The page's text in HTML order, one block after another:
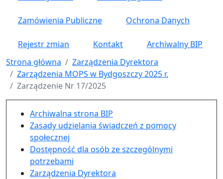
Zamówienia Publiczne Ochrona Danych
Rejestr zmian Kontakt
Archiwalny BIP
Strona główna
Zarządzenia Dyrektora
Zarządzenia MOPS w Bydgoszczy 2025 r.
Zarządzenie Nr 17/2025
Menu główne pionowe
Archiwalna strona BIP
Zasady udzielania świadczeń z pomocy
społecznej
Dostępność dla osób ze szczególnymi
potrzebami
Zarządzenia Dyrektora